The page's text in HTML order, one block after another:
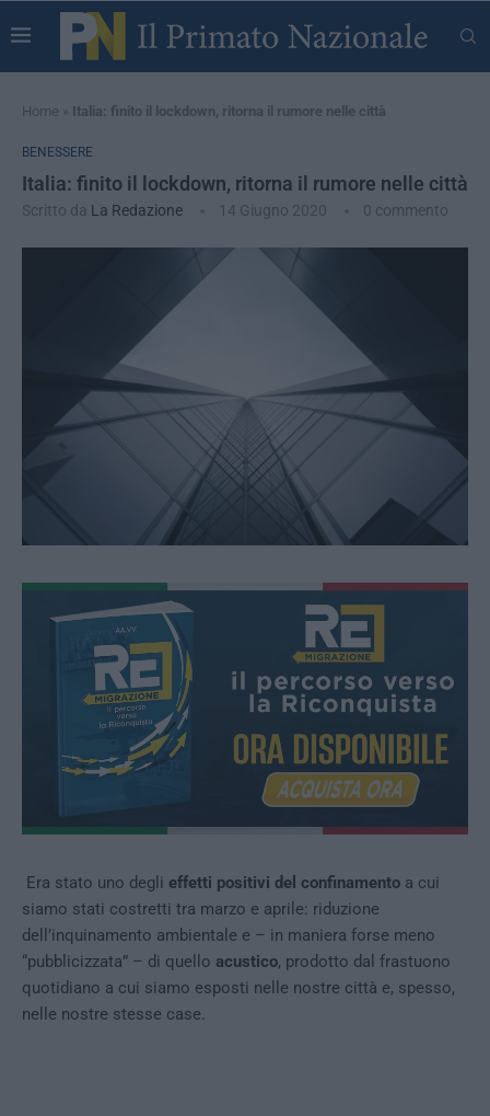
Home » Italia: finito il lockdown, ritorna il rumore nelle città
BENESSERE
Italia: finito il lockdown, ritorna il rumore nelle città
Scritto da La Redazione 14 Giugno 2020 0 commento
Era stato uno degli effetti positivi del confinamento a cui
siamo stati costretti tra marzo e aprile: riduzione
dell’inquinamento ambientale e – in maniera forse meno
“pubblicizzata” – di quello acustico, prodotto dal frastuono
quotidiano a cui siamo esposti nelle nostre città e, spesso,
nelle nostre stesse case.